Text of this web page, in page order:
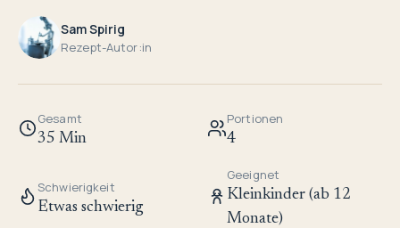
Sam Spirig
Rezept-Autor:in
Gesamt
35 Min
Portionen
4
Schwierigkeit
Etwas schwierig
Geeignet
Kleinkinder (ab 12
Monate)